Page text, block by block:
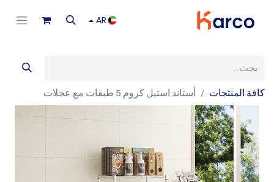
AR
كافة المنتجات أستاند استيل كروم 5 طبقات مع عجلات